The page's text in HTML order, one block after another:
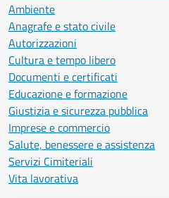
Ambiente
Anagrafe e stato civile
Autorizzazioni
Cultura e tempo libero
Documenti e certificati
Educazione e formazione
Giustizia e sicurezza pubblica
Imprese e commercio
Salute, benessere e assistenza
Servizi Cimiteriali
Vita lavorativa